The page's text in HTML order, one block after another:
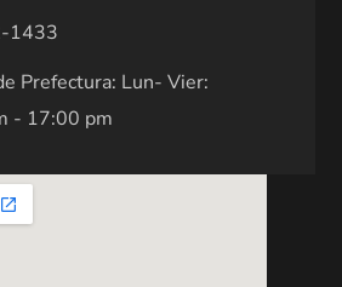
1433
Prefectura: Lun- Vier:
- 17:00 pm